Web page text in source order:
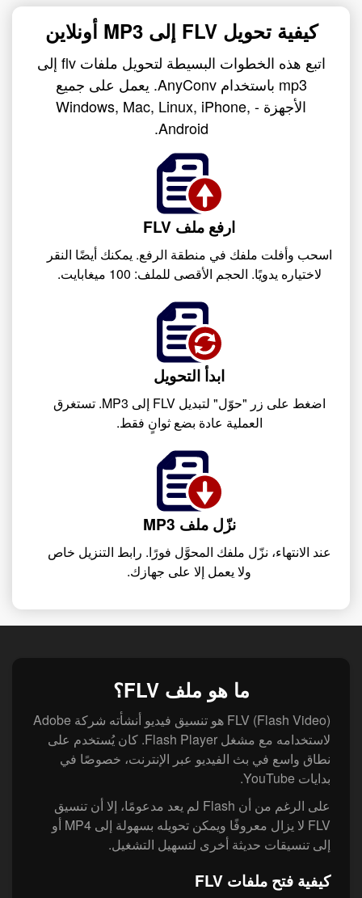
كيفية تحويل FLV إلى MP3 أونلاين
اتبع هذه الخطوات البسيطة لتحويل ملفات flv إلى
mp3 باستخدام AnyConv. يعمل على جميع
الأجهزة - Windows, Mac, Linux, iPhone,
Android.
ارفع ملف FLV
اسحب وأفلت ملفك في منطقة الرفع. يمكنك أيضًا النقر
لاختياره يدويًا. الحجم الأقصى للملف: 100 ميغابايت.
ابدأ التحويل
اضغط على زر "حوّل" لتبديل FLV إلى MP3. تستغرق
العملية عادة بضع ثوانٍ فقط.
نزّل ملف MP3
عند الانتهاء، نزّل ملفك المحوَّل فورًا. رابط التنزيل خاص
ولا يعمل إلا على جهازك.
ما هو ملف FLV؟
FLV (Flash Video) هو تنسيق فيديو أنشأته شركة Adobe
لاستخدامه مع مشغل Flash Player. كان يُستخدم على
نطاق واسع في بث الفيديو عبر الإنترنت، خصوصًا في
بدايات YouTube.
على الرغم من أن Flash لم يعد مدعومًا، إلا أن تنسيق
FLV لا يزال معروفًا ويمكن تحويله بسهولة إلى MP4 أو
إلى تنسيقات حديثة أخرى لتسهيل التشغيل.
كيفية فتح ملفات FLV